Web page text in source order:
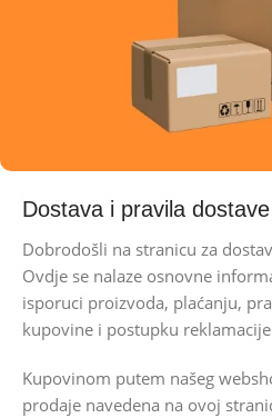
Dostava i pravila dostave
Dobrodošli na stranicu za
Ovdje se nalaze osnovne
isporuci proizvoda, plaćanju,
kupovine i postupku
Kupovinom putem našeg
prodaje navedena na ovoj